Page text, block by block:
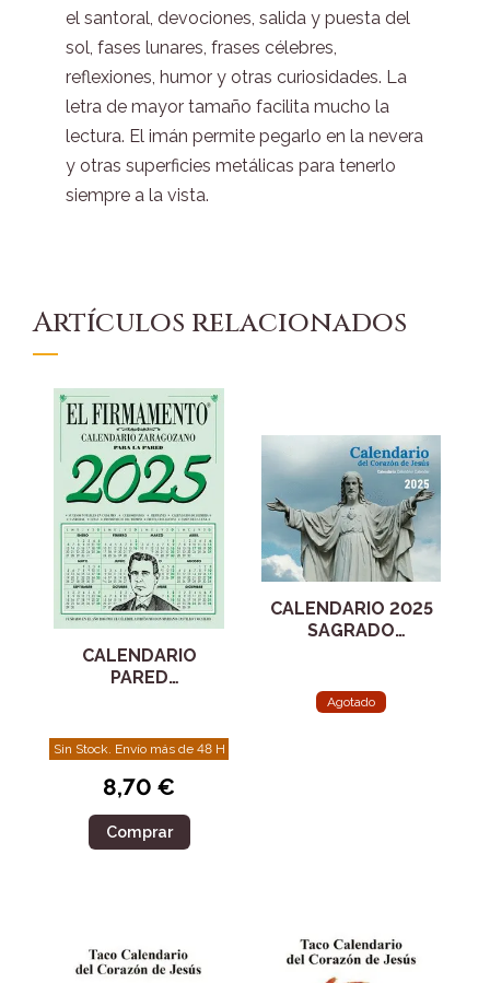
el santoral, devociones, salida y puesta del
sol, fases lunares, frases célebres,
reflexiones, humor y otras curiosidades. La
letra de mayor tamaño facilita mucho la
lectura. El imán permite pegarlo en la nevera
y otras superficies metálicas para tenerlo
siempre a la vista.
Artículos relacionados
CALENDARIO
PARED
Sin Stock. Envío más de 48 H
8,70 €
Comprar
CALENDARIO 2025
SAGRADO
Agotado